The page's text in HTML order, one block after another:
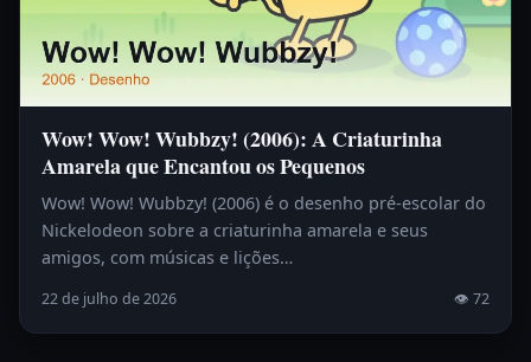
Wow! Wow! Wubbzy! (2006): A Criaturinha
Amarela que Encantou os Pequenos
Wow! Wow! Wubbzy! (2006) é o desenho pré-escolar do
Nickelodeon sobre a criaturinha amarela e seus
amigos, com músicas e lições…
22 de julho de 2026 👁 72